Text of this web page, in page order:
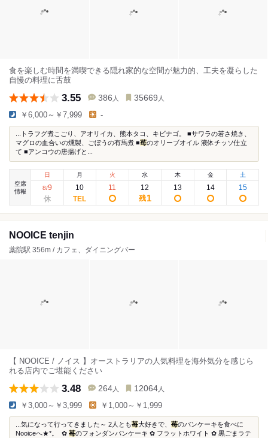
食を楽しむ時間を満喫できる隠れ家的な空間が魅力的、工夫を凝らした
自慢の料理に舌鼓
3.55 386 人 35669 人
￥6,000～￥7,999 -
...トラフグ煮こごり、アオリイカ、熊本タコ、キビナゴ。 ■サワラの若さ焼き、
マグロの血合いの燻製、ごぼうの有馬煮 ■苺のオリーブオイル 液体チッソ仕立
て ■アンコウの唐揚げと...
空席
情報
日
8/9
月
10
火
11
水
12
残1
木
13
金
14
土
15
NOOICE tenjin
薬院駅 356m / カフェ、ダイニングバー
【 NOOICE / ノイス 】オーストラリアの人気料理を海外気分を感じら
れる店内でご堪能ください
3.48 264 人 12064 人
￥3,000～￥3,999 ￥1,000～￥1,999
...気になって行ってきました～ 2人とも苺大好きで、 苺のパンケーキを食べに
Nooiceへ★*。 ✿ 苺のフォンダンパンケーキ ✿ フラットホワイト ✿ 黒ごまラテ